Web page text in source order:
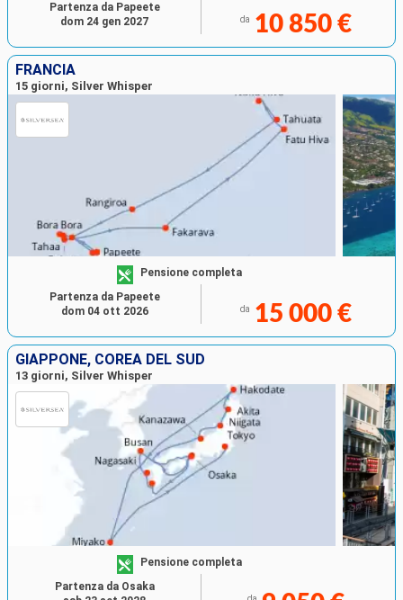
da 10 850 €
Partenza da Papeete
dom 24 gen 2027
FRANCIA
15 giorni, Silver Whisper
Pensione completa
da 15 000 €
Partenza da Papeete
dom 04 ott 2026
GIAPPONE, COREA DEL SUD
13 giorni, Silver Whisper
Pensione completa
Partenza da Osaka